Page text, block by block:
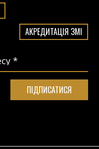
АКРЕДИТАЦІЯ ЗМІ